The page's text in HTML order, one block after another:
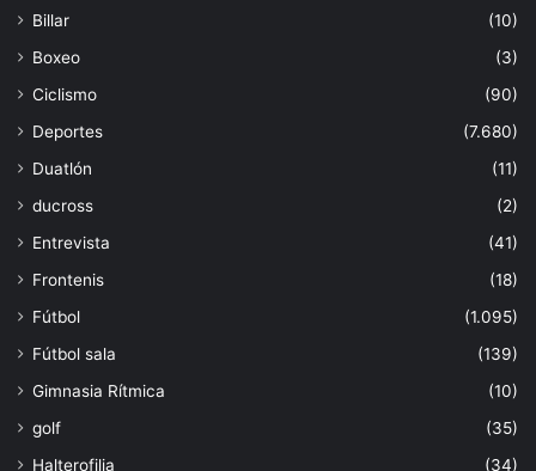
Billar
(10)
Boxeo
(3)
Ciclismo
(90)
Deportes
(7.680)
Duatlón
(11)
ducross
(2)
Entrevista
(41)
Frontenis
(18)
Fútbol
(1.095)
Fútbol sala
(139)
Gimnasia Rítmica
(10)
golf
(35)
Halterofilia
(34)